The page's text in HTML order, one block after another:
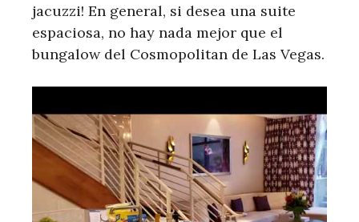
jacuzzi! En general, si desea una suite
espaciosa, no hay nada mejor que el
bungalow del Cosmopolitan de Las Vegas.